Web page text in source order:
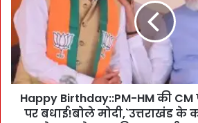
p
y
t
Happy Birthday::PM-HM की
पर बधाई!बोले मोदी,`उत्तराखंड